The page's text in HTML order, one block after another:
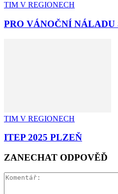
TIM V REGIONECH
PRO VÁNOČNÍ NÁLADU
TIM V REGIONECH
ITEP 2025 PLZEŇ
ZANECHAT ODPOVĚĎ